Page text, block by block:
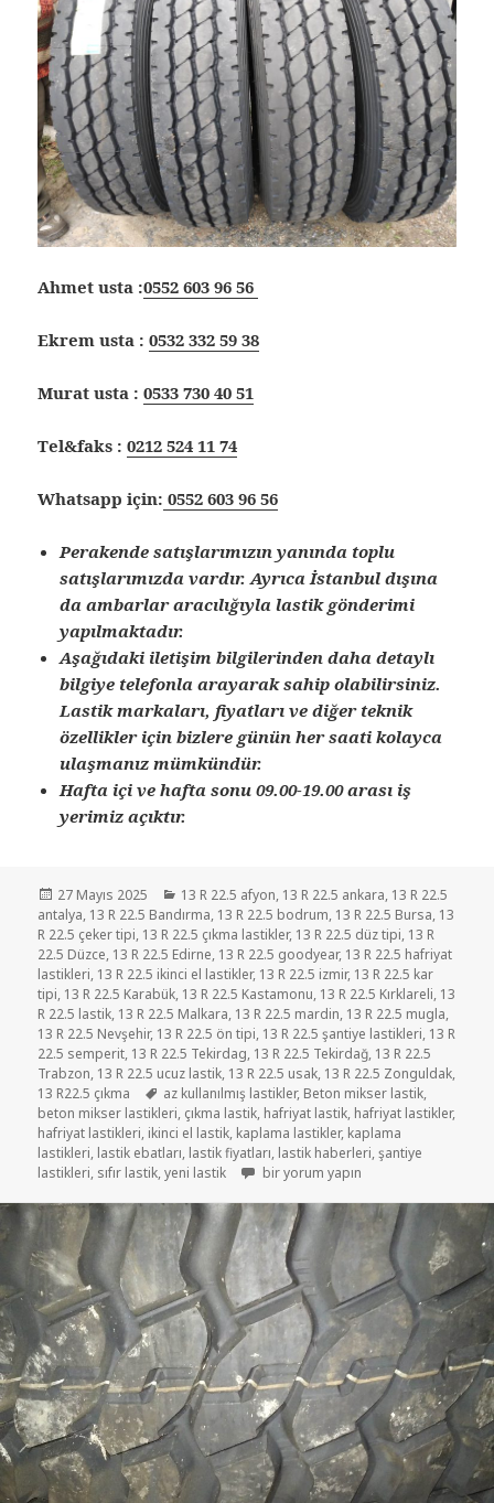
Ahmet usta :0552 603 96 56
Ekrem usta :0532 332 59 38
Murat usta :0533 730 40 51
Tel&faks :0212 524 11 74
Whatsapp için: 0552 603 96 56
Perakende satışlarımızın yanında toplu
satışlarımızda vardır. Ayrıca İstanbul dışına
da ambarlar aracılığıyla lastik gönderimi
yapılmaktadır.
Aşağıdaki iletişim bilgilerinden daha detaylı
bilgiye telefonla arayarak sahip olabilirsiniz.
Lastik markaları, fiyatları ve diğer teknik
özellikler için bizlere günün her saati kolayca
ulaşmanız mümkündür.
Hafta içi ve hafta sonu 09.00-19.00 arası iş
yerimiz açıktır.
Yayın
tarihi
27 Mayıs 2025 Kategoriler
13 R 22.5 afyon, 13 R 22.5 ankara, 13 R 22.5
antalya, 13 R 22.5 Bandırma, 13 R 22.5 bodrum, 13 R 22.5 Bursa, 13
R 22.5 çeker tipi, 13 R 22.5 çıkma lastikler, 13 R 22.5 düz tipi, 13 R
22.5 Düzce, 13 R 22.5 Edirne, 13 R 22.5 goodyear, 13 R 22.5 hafriyat
lastikleri, 13 R 22.5 ikinci el lastikler, 13 R 22.5 izmir, 13 R 22.5 kar
tipi, 13 R 22.5 Karabük, 13 R 22.5 Kastamonu, 13 R 22.5 Kırklareli, 13
R 22.5 lastik, 13 R 22.5 Malkara, 13 R 22.5 mardin, 13 R 22.5 mugla,
13 R 22.5 Nevşehir, 13 R 22.5 ön tipi, 13 R 22.5 şantiye lastikleri, 13 R
22.5 semperit, 13 R 22.5 Tekirdag, 13 R 22.5 Tekirdağ, 13 R 22.5
Trabzon, 13 R 22.5 ucuz lastik, 13 R 22.5 usak, 13 R 22.5 Zonguldak,
13 R22.5 çıkma
Etiketler
az kullanılmış lastikler, Beton mikser lastik,
beton mikser lastikleri, çıkma lastik, hafriyat lastik, hafriyat lastikler,
hafriyat lastikleri, ikinci el lastik, kaplama lastikler, kaplama
lastikleri, lastik ebatları, lastik fiyatları, lastik haberleri,şantiye
lastikleri, sıfır lastik,yeni lastik 13 R22.5 SIFIR LASTİK YENİ ÖN TİPİ
bir yorum yapın